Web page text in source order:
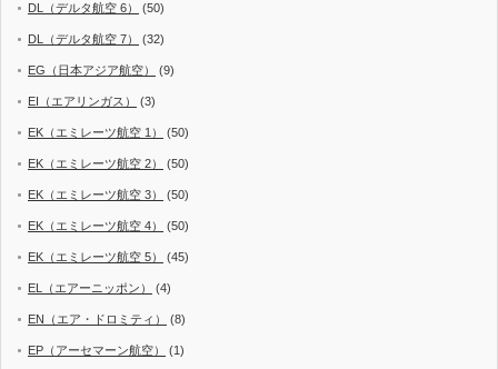
DL（デルタ航空 6） (50)
DL（デルタ航空 7） (32)
EG（日本アジア航空） (9)
EI（エアリンガス） (3)
EK（エミレーツ航空 1） (50)
EK（エミレーツ航空 2） (50)
EK（エミレーツ航空 3） (50)
EK（エミレーツ航空 4） (50)
EK（エミレーツ航空 5） (45)
EL（エアーニッポン） (4)
EN（エア・ドロミティ） (8)
EP（アーセマーン航空） (1)